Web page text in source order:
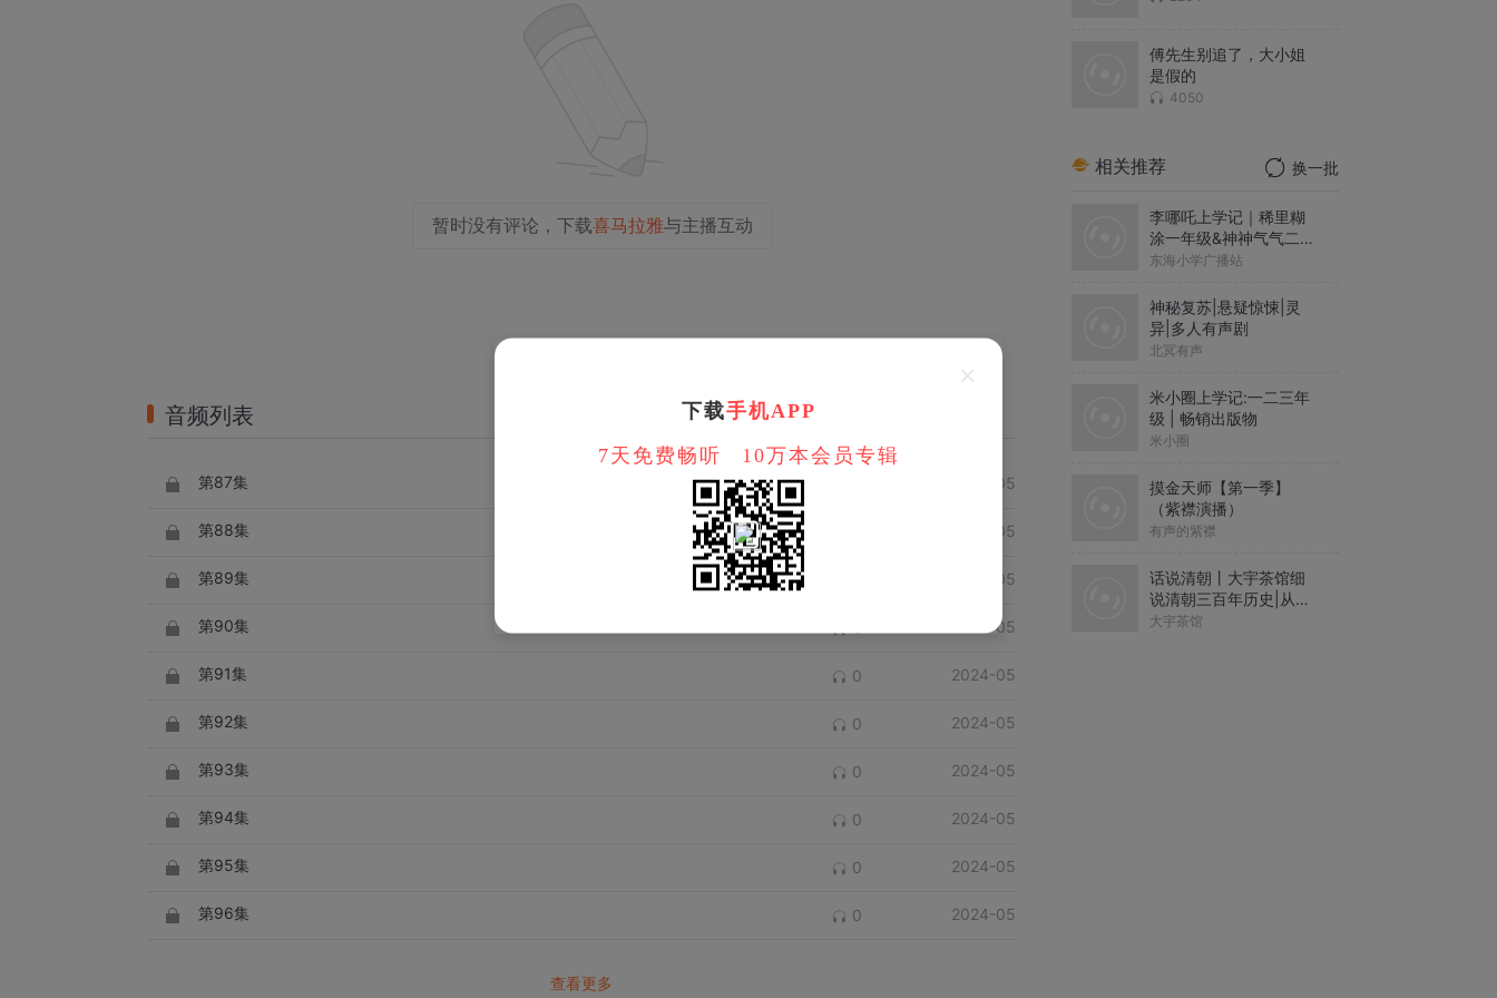
暂时没有评论，下载喜马拉雅与主播互动
音频列表
第87集 2024-05
第88集 2024-05
第89集 2024-05
第90集 2024-05
第91集 0 2024-05
第92集 0 2024-05
第93集 0 2024-05
第94集 0 2024-05
第95集 0 2024-05
第96集 0 2024-05
查看更多
傅先生别追了，大小姐
是假的
4050
相关推荐 换一批
李哪吒上学记｜稀里糊
涂一年级&神神气气二年
级
东海小学广播站
神秘复苏|悬疑惊悚|灵
异|多人有声剧
北冥有声
米小圈上学记:一二三年
级 | 畅销出版物
米小圈
摸金天师【第一季】
（紫襟演播）
有声的紫襟
话说清朝丨大宇茶馆细
说清朝三百年历史|从努
尔哈赤到末代皇帝溥仪|
大宇茶馆
下载手机APP
7天免费畅听
10万本会员专辑